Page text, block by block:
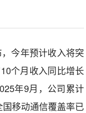
今年预计收入将突
个月收入同比增长
年9月，公司累计
移动通信覆盖率已